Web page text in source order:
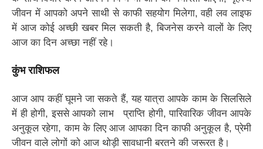
जीवन में आपको अपने साथी से काफी सहयोग मिलेगा, वही लव लाइफ
में आज कोई अच्छी खबर मिल सकती है, बिजनेस करने वालों के लिए
आज का दिन अच्छा नहीं रहे।
कुंभ राशिफल
आज आप कहीं घूमने जा सकते हैं, यह यात्रा आपके काम के सिलसिले
में ही होगी, इससे आपको लाभ प्राप्ति होगी, पारिवारिक जीवन आपके
अनुकूल रहेगा, काम के लिए आज आपका दिन काफी अनुकूल है, प्रेमी
जीवन वाले लोगों को आज थोड़ी सावधानी बरतने की जरूरत है।